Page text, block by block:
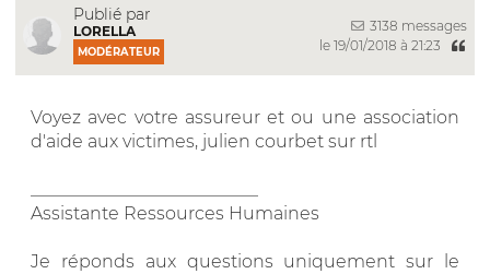
Publié par
LORELLA
MODÉRATEUR
3138 messages
le 19/01/2018 à 21:23
Voyez avec votre assureur et ou une association
d'aide aux victimes, julien courbet sur rtl
Assistante Ressources Humaines
Je réponds aux questions uniquement sur le